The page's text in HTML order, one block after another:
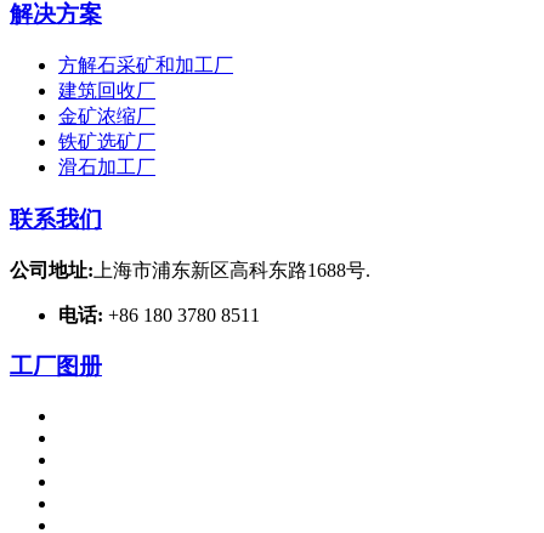
解决方案
方解石采矿和加工厂
建筑回收厂
金矿浓缩厂
铁矿选矿厂
滑石加工厂
联系我们
公司地址: 上海市浦东新区高科东路1688号.
电话: +86 180 3780 8511
工厂图册